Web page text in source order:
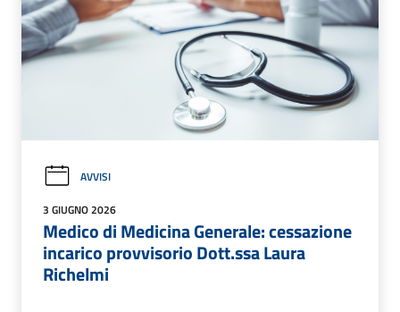
AVVISI
3 GIUGNO 2026
Medico di Medicina Generale: cessazione
incarico provvisorio Dott.ssa Laura
Richelmi